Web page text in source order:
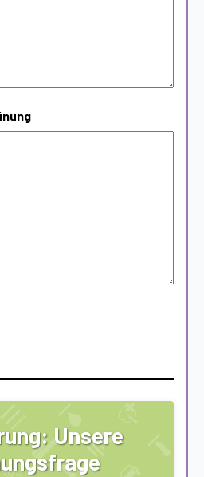
Unsere